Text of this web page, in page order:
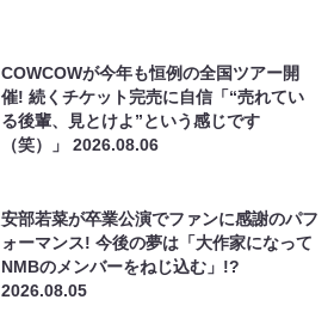
COWCOWが今年も恒例の全国ツアー開
催! 続くチケット完売に自信「“売れてい
る後輩、見とけよ”という感じです
（笑）」2026.08.06
安部若菜が卒業公演でファンに感謝のパフ
ォーマンス! 今後の夢は「大作家になって
NMBのメンバーをねじ込む」!?
2026.08.05